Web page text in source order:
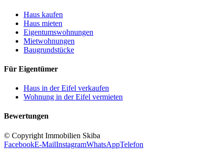
Haus kaufen
Haus mieten
Eigentumswohnungen
Mietwohnungen
Baugrundstücke
Für Eigentümer
Haus in der Eifel verkaufen
Wohnung in der Eifel vermieten
Bewertungen
© Copyright Immobilien Skiba
FacebookE-MailInstagramWhatsAppTelefon